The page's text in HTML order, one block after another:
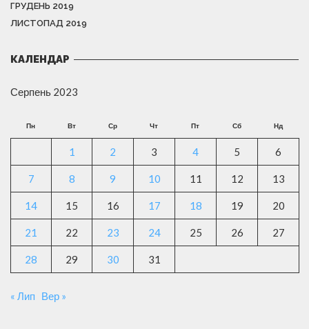
ГРУДЕНЬ 2019
ЛИСТОПАД 2019
КАЛЕНДАР
Серпень 2023
Пн Вт Ср Чт Пт Сб Нд
1 2 3 4 5 6
7 8 9 10 11 12 13
14 15 16 17 18 19 20
21 22 23 24 25 26 27
28 29 30 31
« Лип Вер »